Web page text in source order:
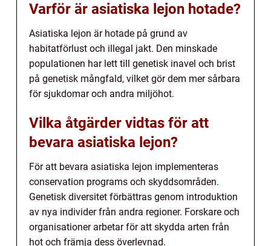
Varför är asiatiska lejon hotade?
Asiatiska lejon är hotade på grund av
habitatförlust och illegal jakt. Den minskade
populationen har lett till genetisk inavel och brist
på genetisk mångfald, vilket gör dem mer sårbara
för sjukdomar och andra miljöhot.
Vilka åtgärder vidtas för att
bevara asiatiska lejon?
För att bevara asiatiska lejon implementeras
conservation programs och skyddsområden.
Genetisk diversitet förbättras genom introduktion
av nya individer från andra regioner. Forskare och
organisationer arbetar för att skydda arten från
hot och främja dess överlevnad.